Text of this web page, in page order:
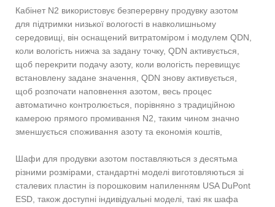
Кабінет N2 використовує безперервну продувку азотом
для підтримки низької вологості в навколишньому
середовищі, він оснащений витратоміром і модулем QDN,
коли вологість нижча за задану точку, QDN активується,
щоб перекрити подачу азоту, коли вологість перевищує
встановлену задане значення, QDN знову активується,
щоб розпочати наповнення азотом, весь процес
автоматично контролюється, порівняно з традиційною
камерою прямого промивання N2, таким чином значно
зменшується споживання азоту та економія коштів,
Шафи для продувки азотом поставляються з десятьма
різними розмірами, стандартні моделі виготовляються зі
сталевих пластин із порошковим напиленням USA DuPont
ESD, також доступні індивідуальні моделі, такі як шафа